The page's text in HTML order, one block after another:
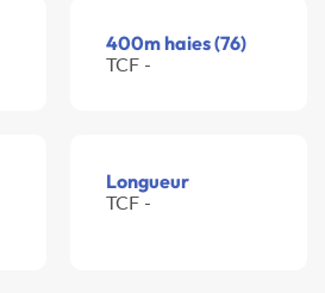
400m haies (76)
TCF -
Longueur
TCF -